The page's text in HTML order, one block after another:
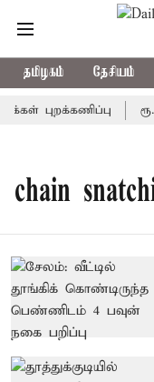
தமிழகம் தேசியம்
புறக்கணிப்பு
chain